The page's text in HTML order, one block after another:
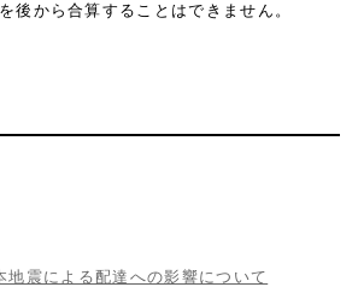
後から合算することはできません。
地震による配達への影響について